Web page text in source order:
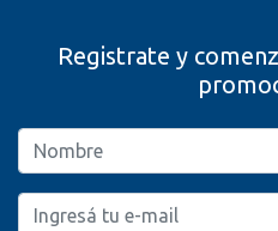
Registrate y